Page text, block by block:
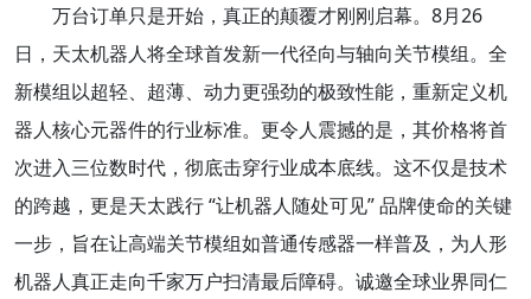
万台订单只是开始，真正的颠覆才刚刚启幕。8月26
日，天太机器人将全球首发新一代径向与轴向关节模组。全
新模组以超轻、超薄、动力更强劲的极致性能，重新定义机
器人核心元器件的行业标准。更令人震撼的是，其价格将首
次进入三位数时代，彻底击穿行业成本底线。这不仅是技术
的跨越，更是天太践行 “让机器人随处可见” 品牌使命的关键
一步，旨在让高端关节模组如普通传感器一样普及，为人形
机器人真正走向千家万户扫清最后障碍。诚邀全球业界同仁